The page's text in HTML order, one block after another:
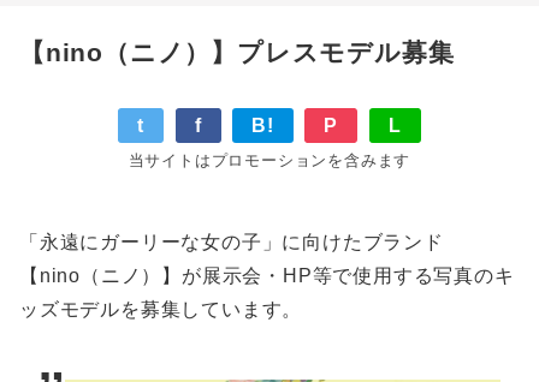
【nino（ニノ）】プレスモデル募集
t f B! P L
当サイトはプロモーションを含みます
「永遠にガーリーな女の子」に向けたブランド
【nino（ニノ）】が展示会・HP等で使用する写真のキ
ッズモデルを募集しています。